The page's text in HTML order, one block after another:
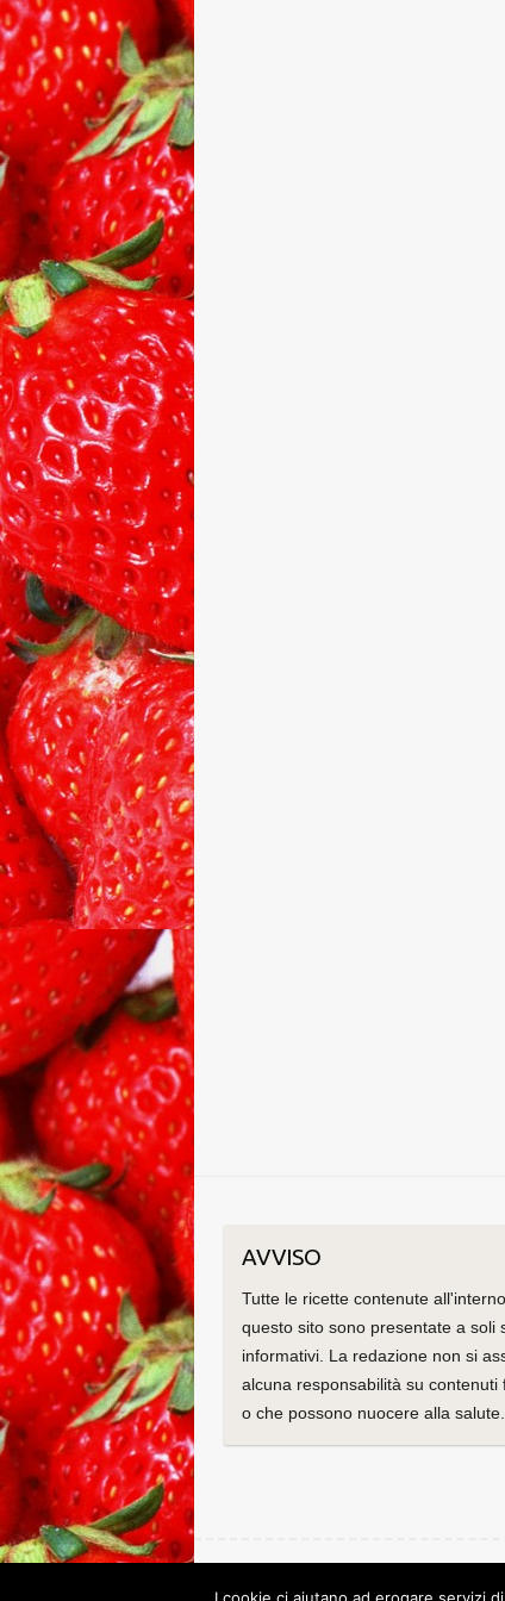
AVVISO
Tutte le ricette contenute
questo sito sono presentate a soli
informativi. La redazione non si
alcuna responsabilità su contenuti
o che possono nuocere alla salute.